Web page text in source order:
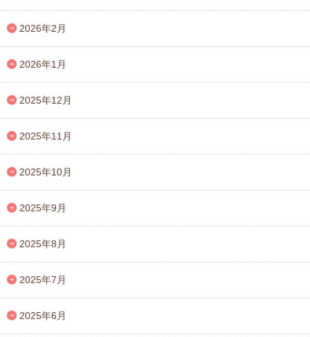
2026年2月
2026年1月
2025年12月
2025年11月
2025年10月
2025年9月
2025年8月
2025年7月
2025年6月